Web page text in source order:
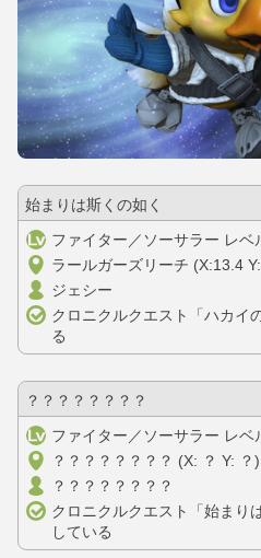
始まりは斯くの如く
ファイター／ソーサラー レベ
ラールガーズリーチ (X:13.4
ジェシー
クロニクルクエスト「ハカイ
る
？？？？？？？？
ファイター／ソーサラー レベ
？？？？？？？？ (X: ？ Y: ？)
？？？？？？？？
クロニクルクエスト「始まり
している